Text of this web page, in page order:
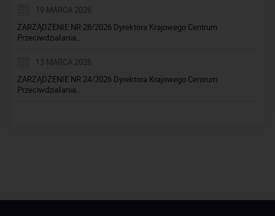
19 MARCA 2026
ZARZĄDZENIE NR 28/2026 Dyrektora Krajowego Centrum
Przeciwdziałania…
13 MARCA 2026
ZARZĄDZENIE NR 24/2026 Dyrektora Krajowego Centrum
Przeciwdziałania…